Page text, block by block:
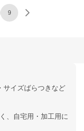
9
サイズばらつきなど
、自宅用・加工用に